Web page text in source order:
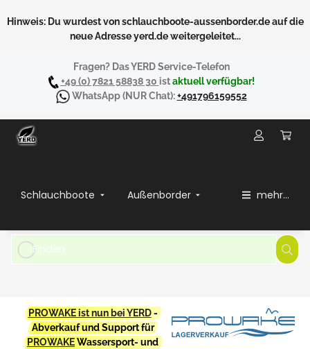
Hinweis: Du wurdest von schlauchboote-aussenborder.de auf die
neue Adresse yerd.de weitergeleitet...
Fragen? Das YERD Service-Telefon
+49 (0) 7821 58838 30 istaktuell verfügbar!
WhatsApp(NUR Chat):+491796159552
Schlauchboote Außenborder mehr...
PROWAKE ist nun bei YERD-
Abverkauf und Support für
PROWAKEWassersport- und